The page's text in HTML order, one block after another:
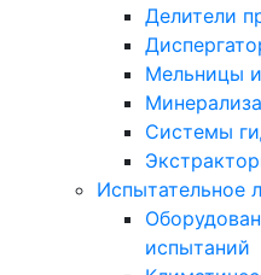
Делители
Мельницы
Системы
Испытательное
испытаний